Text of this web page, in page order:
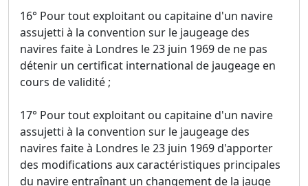
16° Pour tout exploitant ou capitaine d'un navire
assujetti à la convention sur le jaugeage des
navires faite à Londres le 23 juin 1969 de ne pas
détenir un certificat international de jaugeage en
cours de validité ;
17° Pour tout exploitant ou capitaine d'un navire
assujetti à la convention sur le jaugeage des
navires faite à Londres le 23 juin 1969 d'apporter
des modifications aux caractéristiques principales
du navire entraînant un changement de la jauge